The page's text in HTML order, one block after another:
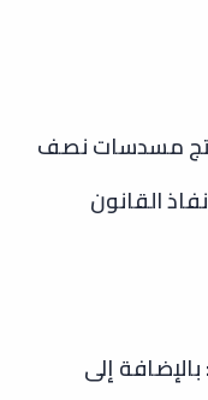
مسدسات نصف
القانون
إلى